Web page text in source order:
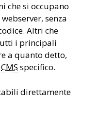
che si occupano
senza
Altri che
i principali
a quanto detto,
CMS specifico.
direttamente